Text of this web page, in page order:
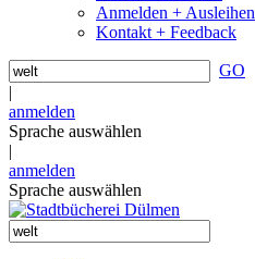
Anmelden + Ausleihen
Kontakt + Feedback
GO
|
anmelden
Sprache auswählen
|
anmelden
Sprache auswählen